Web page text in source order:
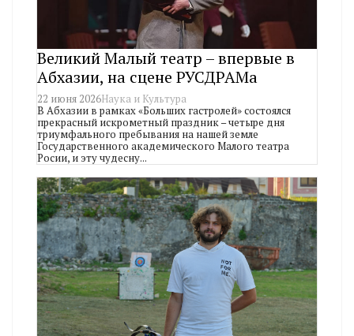
Великий Малый театр – впервые в
Абхазии, на сцене РУСДРАМа
22 июня 2026Наука и Культура
В Абхазии в рамках «Больших гастролей» состоялся
прекрасный искрометный праздник – четыре дня
триумфального пребывания на нашей земле
Государственного академического Малого театра
Росии, и эту чудесну...